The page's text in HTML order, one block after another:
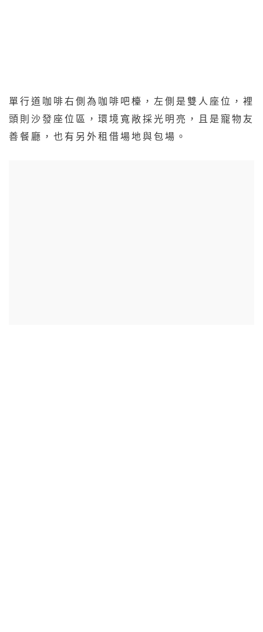
單行道咖啡右側為咖啡吧檯，左側是雙人座位，裡
頭則沙發座位區，環境寬敞採光明亮，且是寵物友
善餐廳，也有另外租借場地與包場。